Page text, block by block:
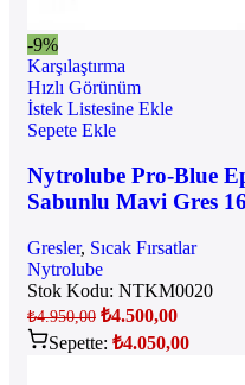
-9%
Karşılaştırma
Hızlı Görünüm
İstek Listesine Ekle
Sepete Ekle
Nytrolube Pro-Blue
Sabunlu Mavi Gres
Gresler, Sıcak Fırsatlar
Nytrolube
Stok Kodu: NTKM0020
₺4.950,00 ₺4.500,00
Sepette: ₺4.050,00